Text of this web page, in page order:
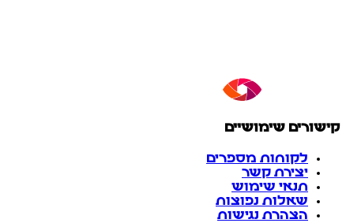
קישורים שימושיים
לקוחות מספרים
יצירת קשר
תנאי שימוש
שאלות נפוצות
הצהרת נגישות